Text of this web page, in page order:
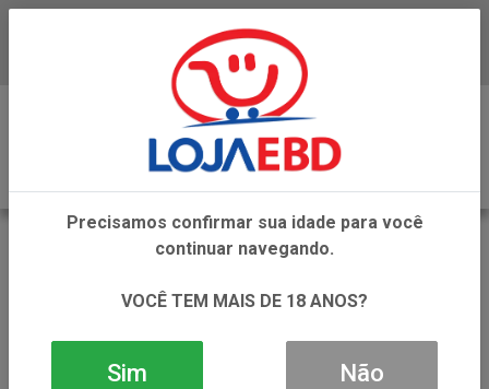
PURE DE FRUTAS
Precisamos confirmar sua idade para você
continuar navegando.
VOCÊ TEM MAIS DE 18 ANOS?
Sim Não